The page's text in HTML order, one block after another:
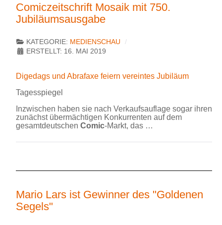
Comiczeitschrift Mosaik mit 750.
Jubiläumsausgabe
KATEGORIE: MEDIENSCHAU
ERSTELLT: 16. MAI 2019
Digedags und Abrafaxe feiern vereintes Jubiläum
Tagesspiegel
Inzwischen haben sie nach Verkaufsauflage sogar ihren
zunächst übermächtigen Konkurrenten auf dem
gesamtdeutschen Comic-Markt, das …
Mario Lars ist Gewinner des "Goldenen
Segels"